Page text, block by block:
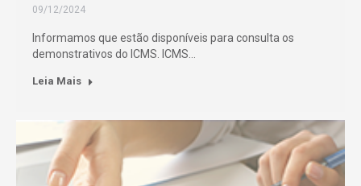
09/12/2024
Informamos que estão disponíveis para consulta os
demonstrativos do ICMS. ICMS…
Leia Mais